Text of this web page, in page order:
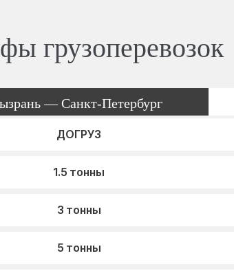
грузоперевозок
— Санкт-Петербург
ДОГРУЗ
1.5 тонны
3 тонны
5 тонны